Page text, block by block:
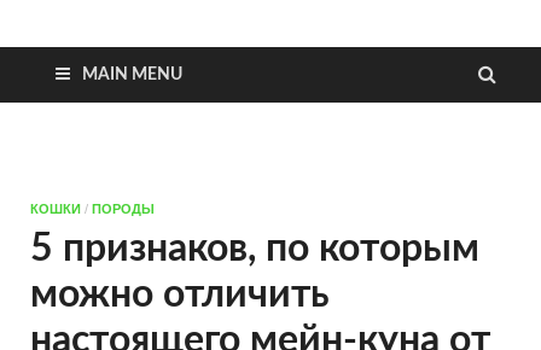
Энциклопедия
домашних
MAIN MENU
КОШКИ / ПОРОДЫ
5 признаков, по которым
можно отличить
настоящего мейн-куна от